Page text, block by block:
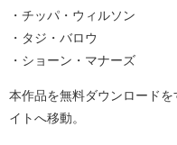
・チッパ・ウィルソン
・タジ・バロウ
・ショーン・マナーズ
本作品を無料ダウンロード
イトへ移動。